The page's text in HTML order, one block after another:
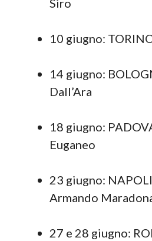
Siro
10 giugno:
14 giugno:
Dall’Ara
18 giugno:
Euganeo
23 giugno:
Armando
27 e 28 giugno: